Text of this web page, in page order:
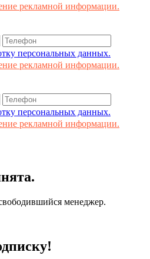
рекламной информации.
персональных данных.
рекламной информации.
персональных данных.
рекламной информации.
менеджер.